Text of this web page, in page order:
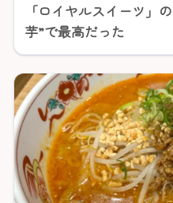
「ロイヤルスイーツ」
芋”で最高だった